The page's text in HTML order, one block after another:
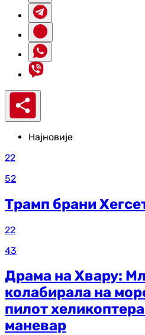
Најновије
22
52
Трамп брани
22
43
Драма на Хвару:
колабирала на
пилот
маневар